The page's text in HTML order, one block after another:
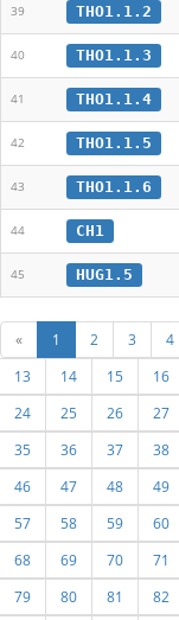
39 THO1.1.2
40 THO1.1.3
41 THO1.1.4
42 THO1.1.5
43 THO1.1.6
44 CH1
45 HUG1.5
« 1 2 3 4
13
14 15 16
24
25 26 27
35
36 37 38
46
47 48 49
57
58 59 60
68
69 70 71
79
80 81 82